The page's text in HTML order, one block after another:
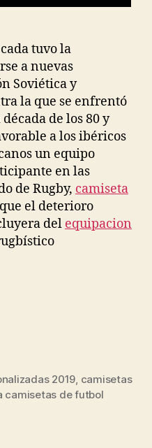
tuvo la
a nuevas
Soviética y
la que se enfrentó
de los 80 y
a los ibéricos
un equipo
en las
de Rugby, camiseta
el deterioro
del equipacion
2019 camisetas
camisetas de futbol